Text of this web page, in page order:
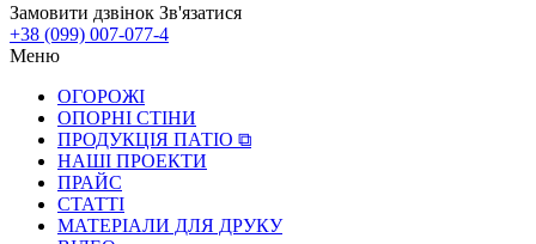
Замовити дзвінок Зв'язатися
+38 (099) 007-077-4
Меню
ОГОРОЖІ
ОПОРНІ СТІНИ
ПРОДУКЦІЯ ПАТІО ⧉
НАШІ ПРОЕКТИ
ПРАЙС
СТАТТІ
МАТЕРІАЛИ ДЛЯ ДРУКУ